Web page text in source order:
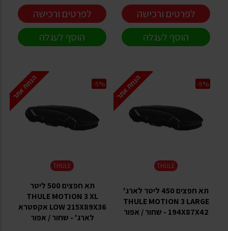
לפרטים ורכישה
הוסף לעגלה
לפרטים ורכישה
הוסף לעגלה
הנחת אתר
THULE
תא חפצים 450 ליטר לארג'
THULE MOTION 3 LARGE
194X87X42 - שחור / אפור
-5% הנחת אתר
THULE
תא חפצים 500 ליטר
THULE MOTION 3 XL
LOW 215X89X36 אקסטרא
לארג' - שחור / אפור
-5%